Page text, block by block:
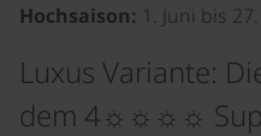
Hochsaison: 1. Juni bis
Luxus Variante:
dem 4☼☼☼☼